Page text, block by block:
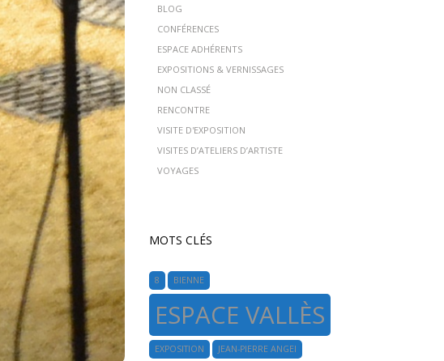
BLOG
CONFÉRENCES
ESPACE ADHÉRENTS
EXPOSITIONS & VERNISSAGES
NON CLASSÉ
RENCONTRE
VISITE D'EXPOSITION
VISITES D’ATELIERS D’ARTISTE
VOYAGES
MOTS CLÉS
8 BIENNE
ESPACE VALLÈS
EXPOSITION JEAN-PIERRE ANGEI